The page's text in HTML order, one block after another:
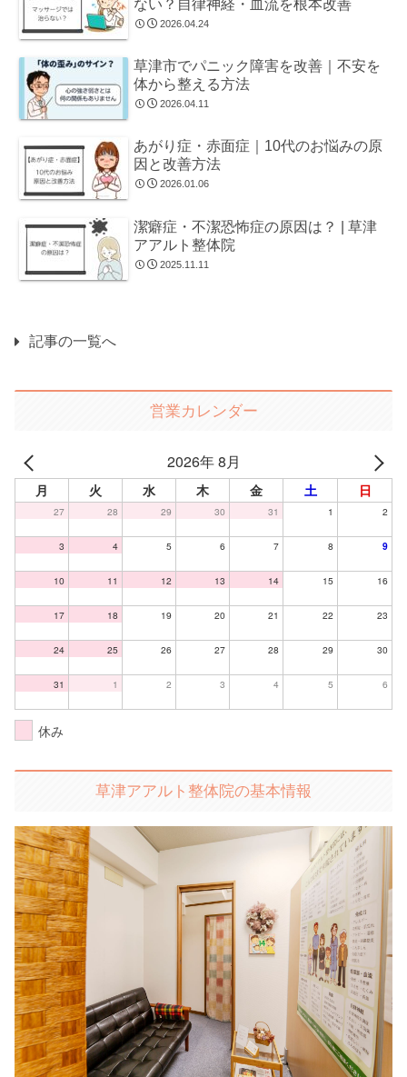
ない？自律神経・血流を根本改善
2026.04.24
草津市でパニック障害を改善｜不安を
体から整える方法
2026.04.11
あがり症・赤面症｜10代のお悩みの原
因と改善方法
2026.01.06
潔癖症・不潔恐怖症の原因は？ | 草津
アアルト整体院
2025.11.11
記事の一覧へ
営業カレンダー
2026年 8月
月 火 水 木 金 土 日
27 28 29 30 31 1 2
3 4 5 6 7 8 9
10 11 12 13 14 15 16
17 18 19 20 21 22 23
24 25 26 27 28 29 30
31 1 2 3 4 5 6
休み
草津アアルト整体院の基本情報